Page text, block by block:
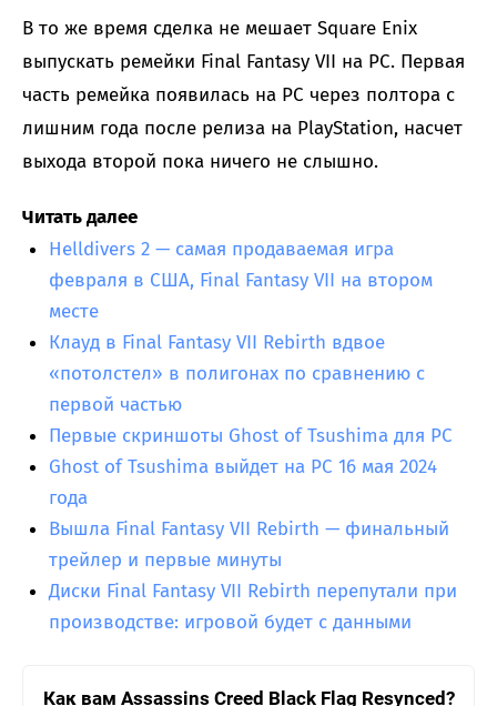
В то же время сделка не мешает Square Enix
выпускать ремейки Final Fantasy VII на PC. Первая
часть ремейка появилась на PC через полтора с
лишним года после релиза на PlayStation, насчет
выхода второй пока ничего не слышно.
Читать далее
Helldivers 2 — самая продаваемая игра
февраля в США, Final Fantasy VII на втором
месте
Клауд в Final Fantasy VII Rebirth вдвое
«потолстел» в полигонах по сравнению с
первой частью
Первые скриншоты Ghost of Tsushima для PC
Ghost of Tsushima выйдет на PC 16 мая 2024
года
Вышла Final Fantasy VII Rebirth — финальный
трейлер и первые минуты
Диски Final Fantasy VII Rebirth перепутали при
производстве: игровой будет с данными
Как вам Assassins Creed Black Flag Resynced?